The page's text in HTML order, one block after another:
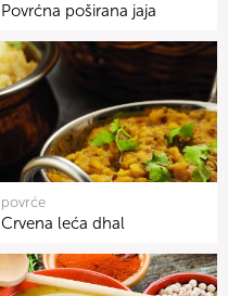
Povrćna poširana jaja
povrće
Crvena leća dhal